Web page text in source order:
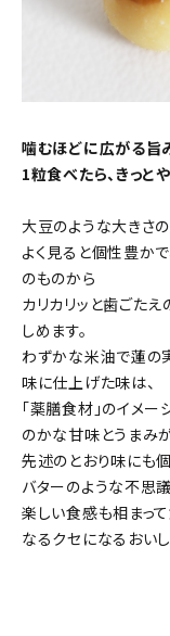
噛むほどに広がる旨
1粒食べたら、きっと
大豆のような大きさの
よく見ると個性豊か
のものから
カリカリッと歯ごた
しめます。
わずかな米油で蓮の
味に仕上げた味は、
「薬膳食材」のイメ
のかな甘味とうまみ
先述のとおり味にも
バターのような不思
楽しい食感も相まっ
なるクセになるおいし